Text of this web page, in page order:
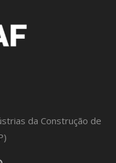
da Construção de